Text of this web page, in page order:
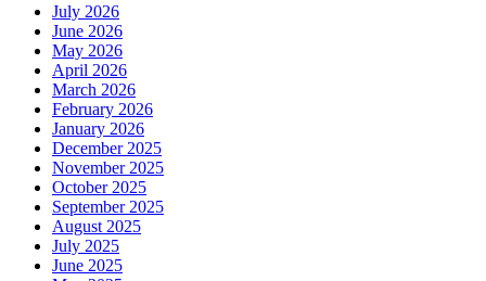
July 2026
June 2026
May 2026
April 2026
March 2026
February 2026
January 2026
December 2025
November 2025
October 2025
September 2025
August 2025
July 2025
June 2025